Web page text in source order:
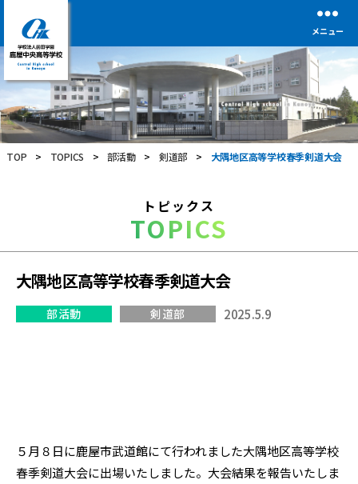
学
校
法
人
前
田
央
等
学
校
メニュー
TOP > TOPICS > 部活動 > 剣道部 > 大隅地区高等学校春季剣道大会
トピックス
TOPICS
大隅地区高等学校春季剣道大会
部活動 剣道部 2025.5.9
５月８日に鹿屋市武道館にて行われました大隅地区高等学校
春季剣道大会に出場いたしました。大会結果を報告いたしま